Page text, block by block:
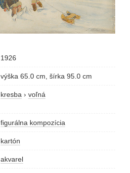
1926
výška 65.0 cm, šírka 95.0 cm
kresba › voľná
figurálna kompozícia
kartón
akvarel